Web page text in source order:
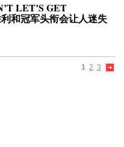
LET’S GET
和冠军头衔会让人迷失
1 2 3